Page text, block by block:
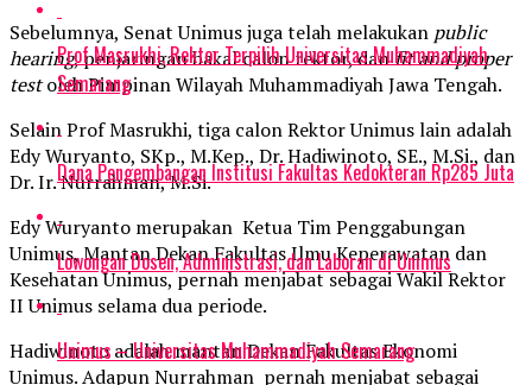
Sebelumnya, Senat Unimus juga telah melakukan public
hearing, penjaringan bakal calon rektor, danfit and proper
testoleh Pimpinan Wilayah Muhammadiyah Jawa Tengah.
Selain Prof Masrukhi, tiga calon Rektor Unimus lain adalah
Edy Wuryanto, SKp., M.Kep., Dr. Hadiwinoto, SE., M.Si., dan
Dr. Ir. Nurrahman, M.Si.
Edy Wuryanto merupakan Ketua Tim Penggabungan
Unimus, Mantan Dekan Fakultas Ilmu Keperawatan dan
Kesehatan Unimus, pernah menjabat sebagai Wakil Rektor
II Unimus selama dua periode.
Hadiwinoto adalah mantan Dekan Fakultas Ekonomi
Unimus. Adapun Nurrahman pernah menjabat sebagai
Prof Masrukhi, Rektor Terpilih Universitas Muhammadiyah
Semarang
Dana Pengembangan Institusi Fakultas Kedokteran Rp285 Juta
Lowongan Dosen, Administrasi, dan Laboran di Unimus
Unimus – Universitas Muhammadiyah Semarang